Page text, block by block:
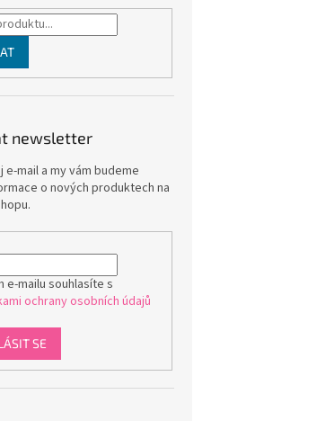
newsletter
e-mail a my vám budeme
o nových produktech na
e-mailu souhlasíte s
ochrany osobních údajů
SE